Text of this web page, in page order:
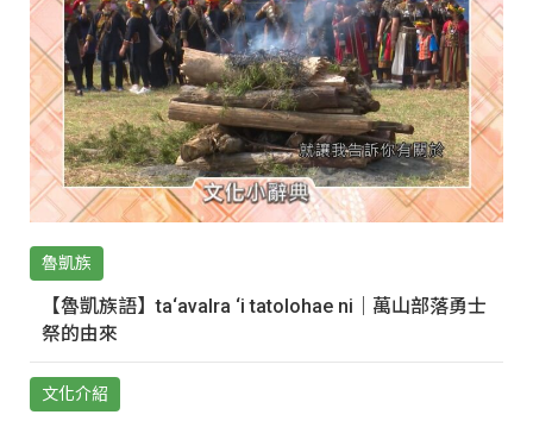
魯凱族
【魯凱族語】ta‘avalra ‘i tatolohae ni｜萬山部落勇士
祭的由來
文化介紹